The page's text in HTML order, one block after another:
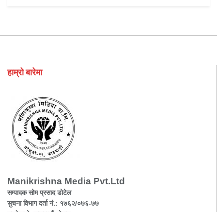
हाम्रो बारेमा
Manikrishna Media Pvt.Ltd
सम्पादक सोम प्रसाद डोटेल
सुचना विभाग दर्ता नं.: १७६२/०७६-७७